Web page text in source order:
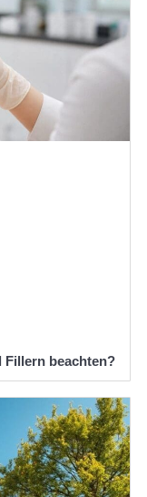
Fillern beachten?